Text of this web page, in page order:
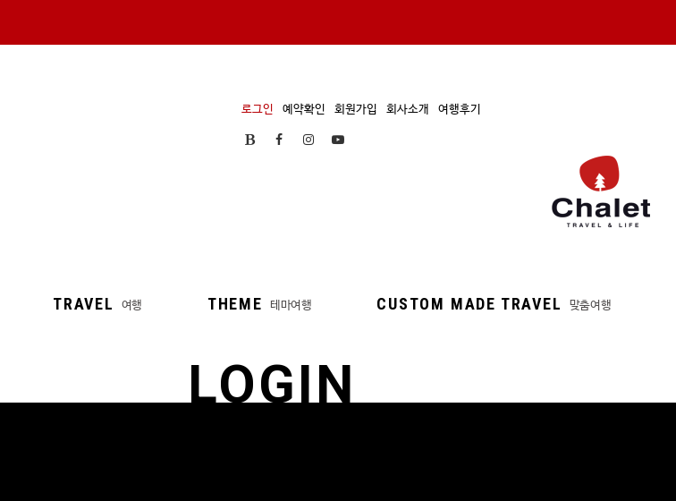
로그인 예약확인 회원가입 회사소개 여행후기
TRAVEL 여행 THEME 테마여행 CUSTOM MADE TRAVEL 맞춤여행
LOGIN